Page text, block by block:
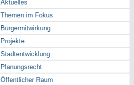
Aktuelles
Themen im Fokus
Bürgermitwirkung
Projekte
Stadtentwicklung
Planungsrecht
Öffentlicher Raum